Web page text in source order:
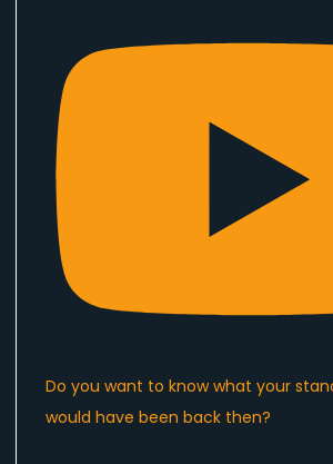
Do you want to know what your
would have been back then?